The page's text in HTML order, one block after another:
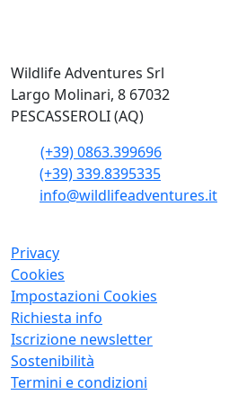
Wildlife Adventures Srl
Largo Molinari, 8 67032
PESCASSEROLI (AQ)
(+39) 0863.399696
(+39) 339.8395335
info@wildlifeadventures.it
Privacy
Cookies
Impostazioni Cookies
Richiesta info
Iscrizione newsletter
Sostenibilità
Termini e condizioni